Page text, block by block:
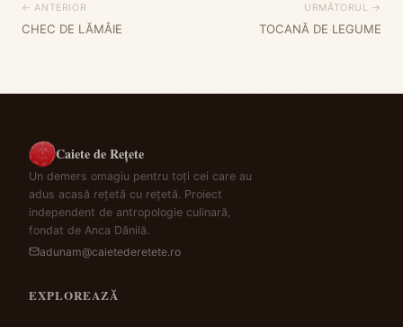
← ANTERIOR
CHEC DE LĂMÂIE
URMĂTORUL →
TOCANĂ DE LEGUME
Caiete de Rețete
Un demers omagiu pentru toți cei care au
adus acasă rețetă cu rețetă. Proiect
independent de antropologie culinară,
fondat de Anca Dănilă.
adunam@caietederetete.ro
EXPLOREAZĂ